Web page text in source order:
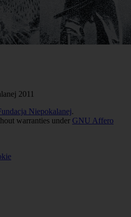
2011
Niepokalanej.
warranties under GNU Affero